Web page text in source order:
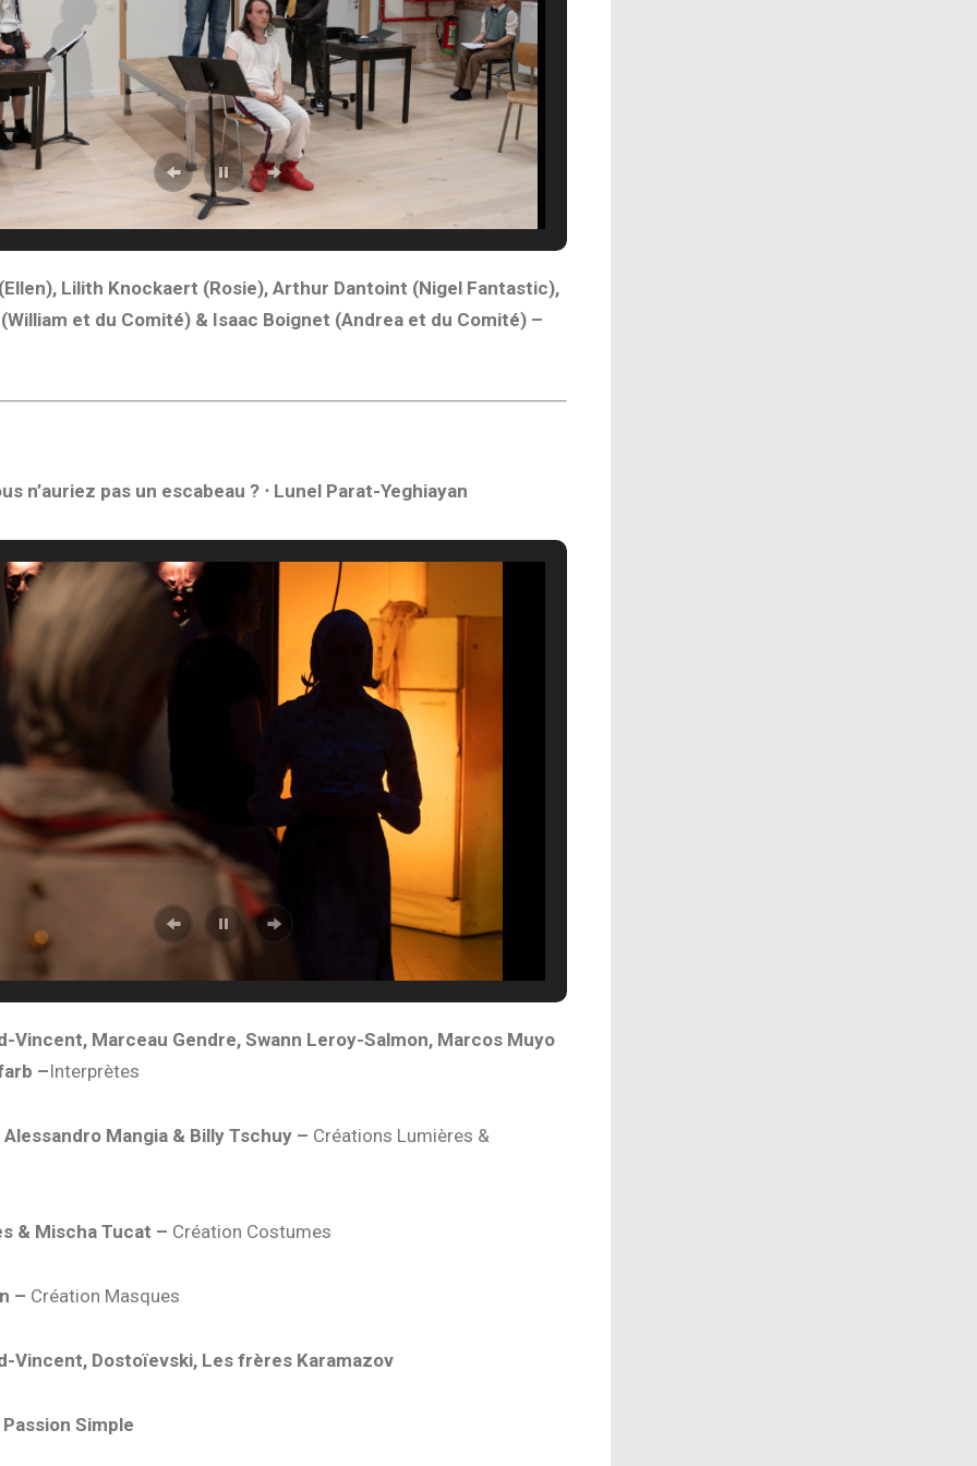
Lilith Knockaert (Rosie), Arthur Dantoint (Nigel Fantastic),
(William et du Comité) & Isaac Boignet (Andrea et du Comité) –
n’auriez pas un escabeau ? ⋅ Lunel Parat-Yeghiayan
Vincent, Marceau Gendre, Swann Leroy-Salmon, Marcos Muyo
–Interprètes
Mangia & Billy Tschuy – Créations Lumières &
& Mischa Tucat – Création Costumes
– Création Masques
Vincent, Dostoïevski, Les frères Karamazov
Simple